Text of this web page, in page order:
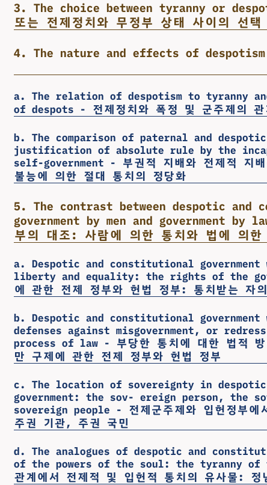
3. The choice between tyranny or
또는 전제정치와 무정부 상태 사이의 선택
4. The nature and effects of despotism
a. The relation of despotism to tyranny
of despots - 전제정치와 폭정 및 군주제의 관
b. The comparison of paternal and
justification of absolute rule by the
self-government - 부권적 지배와 전제적 지
불능에 의한 절대 통치의 정당화
5. The contrast between despotic and
government by men and government by
부의 대조: 사람에 의한 통치와 법에 의한
a. Despotic and constitutional
liberty and equality: the rights of the
에 관한 전제 정부와 헌법 정부: 통치받는 자
b. Despotic and constitutional
defenses against misgovernment, or
process of law - 부당한 통치에 대한 법적
만 구제에 관한 전제 정부와 헌법 정부
c. The location of sovereignty in
government: the sov- ereign person, the
sovereign people - 전제군주제와 입헌정부
주권 기관, 주권 국민
d. The analogues of despotic and
of the powers of the soul: the tyranny of
관계에서 전제적 및 입헌적 통치의 유사물: 정